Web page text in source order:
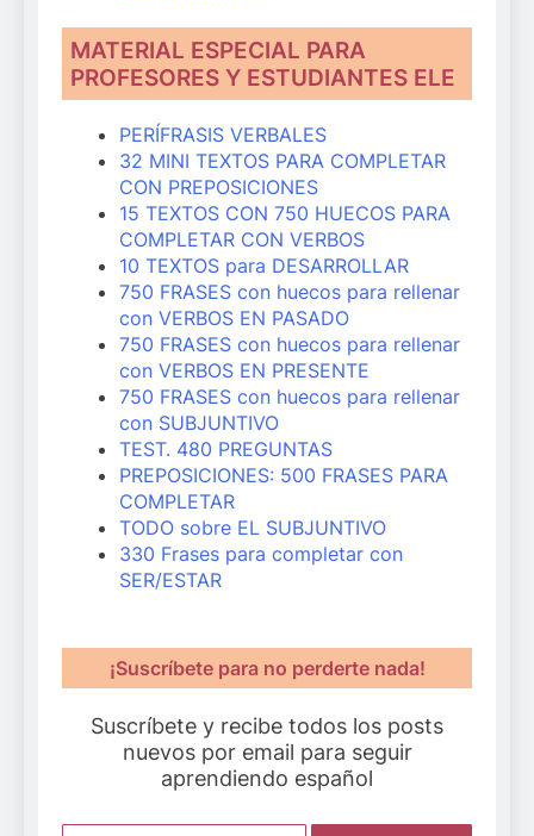
MATERIAL ESPECIAL PARA
PROFESORES Y ESTUDIANTES ELE
PERÍFRASIS VERBALES
32 MINI TEXTOS PARA COMPLETAR
CON PREPOSICIONES
15 TEXTOS CON 750 HUECOS PARA
COMPLETAR CON VERBOS
10 TEXTOS para DESARROLLAR
750 FRASES con huecos para rellenar
con VERBOS EN PASADO
750 FRASES con huecos para rellenar
con VERBOS EN PRESENTE
750 FRASES con huecos para rellenar
con SUBJUNTIVO
TEST. 480 PREGUNTAS
PREPOSICIONES: 500 FRASES PARA
COMPLETAR
TODO sobre EL SUBJUNTIVO
330 Frases para completar con
SER/ESTAR
¡Suscríbete para no perderte nada!
Suscríbete y recibe todos los posts
nuevos por email para seguir
aprendiendo español
Escribe aquí tu email